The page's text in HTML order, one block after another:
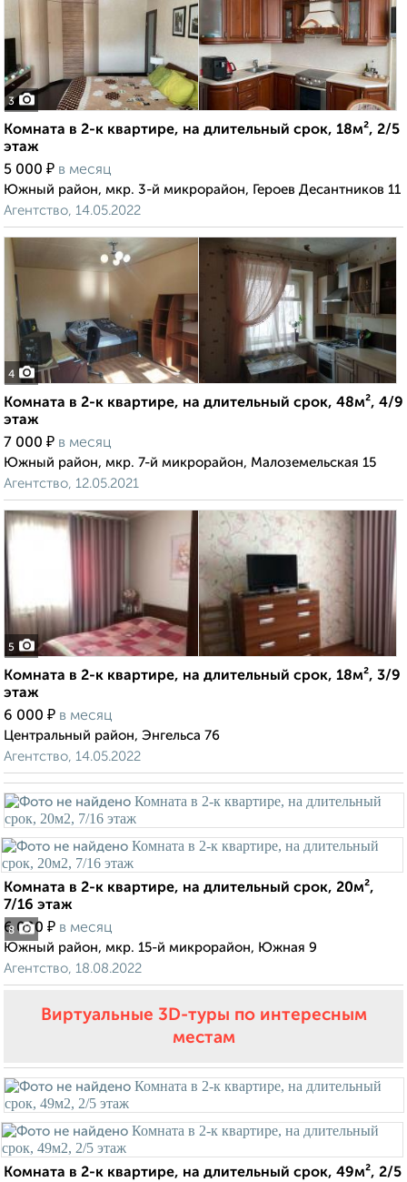
3
Комната в 2-к квартире, на длительный срок, 18м², 2/5
этаж
5 000 ₽ в месяц
Южный район, мкр. 3-й микрорайон, Героев Десантников 11
Агентство, 14.05.2022
4
Комната в 2-к квартире, на длительный срок, 48м², 4/9
этаж
7 000 ₽ в месяц
Южный район, мкр. 7-й микрорайон, Малоземельская 15
Агентство, 12.05.2021
5
Комната в 2-к квартире, на длительный срок, 18м², 3/9
этаж
6 000 ₽ в месяц
Центральный район, Энгельса 76
Агентство, 14.05.2022
8
Комната в 2-к квартире, на длительный срок, 20м²,
7/16 этаж
6 000 ₽ в месяц
Южный район, мкр. 15-й микрорайон, Южная 9
Агентство, 18.08.2022
Виртуальные 3D-туры по интересным
местам
Комната в 2-к квартире, на длительный срок, 49м², 2/5